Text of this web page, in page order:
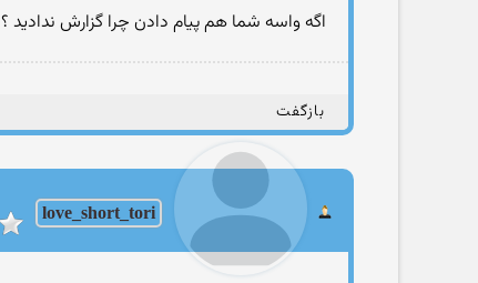
اگه واسه شما هم پیام دادن چرا گزارش ندادید ؟
بازگفت
love_short_tori